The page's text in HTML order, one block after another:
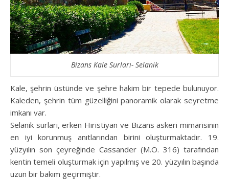
Bizans Kale Surları- Selanik
Kale, şehrin üstünde ve şehre hakim bir tepede bulunuyor.
Kaleden, şehrin tüm güzelliğini panoramik olarak seyretme
imkanı var.
Selanik surları, erken Hıristiyan ve Bizans askeri mimarisinin
en iyi korunmuş anıtlarından birini oluşturmaktadır. 19.
yüzyılın son çeyreğinde Cassander (M.Ö. 316) tarafından
kentin temeli oluşturmak için yapılmış ve 20. yüzyılın başında
uzun bir bakım geçirmiştir.